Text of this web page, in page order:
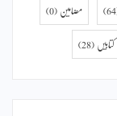
مضامین (0)
کتابیں (28)